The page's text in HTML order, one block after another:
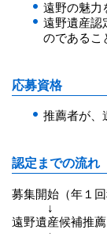
遠野の魅力
遠野遺産認
のであるこ
応募資格
推薦者が、
認定までの流れ
募集開始（年１回
↓
遠野遺産候補推薦